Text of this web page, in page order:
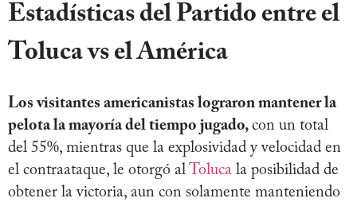
Estadísticas del Partido entre el
Toluca vs el América
Los visitantes americanistas lograron mantener la
pelota la mayoría del tiempo jugado, con un total
del 55%, mientras que la explosividad y velocidad en
el contraataque, le otorgó al Toluca la posibilidad de
obtener la victoria, aun con solamente manteniendo